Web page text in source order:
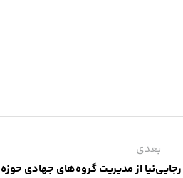
بعدی
از مدیریت گروه‌های جهادی